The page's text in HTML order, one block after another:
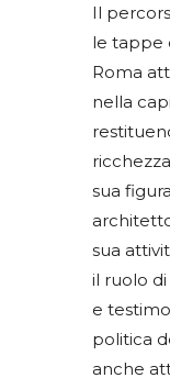
Il
le tappe
Roma
nella
sua
sua
il ruolo
e
politica
anche